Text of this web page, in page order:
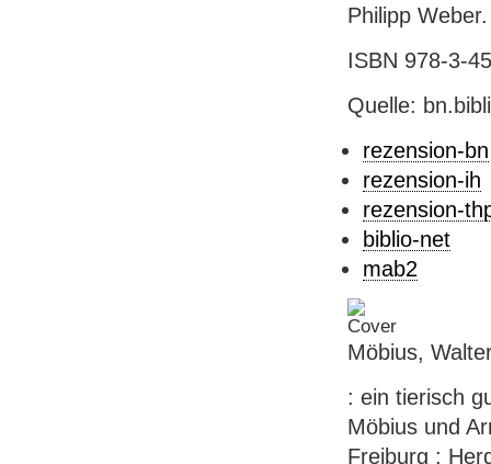
Philipp
ISBN 978-3-
Quelle:
rezension-bn
rezension-ih
rezension-
biblio-net
mab2
Möbius,
: ein tierisch
Möbius und
Freiburg :